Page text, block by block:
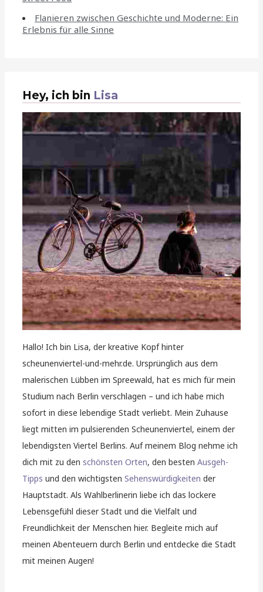
Flanieren zwischen Geschichte und Moderne: Ein
Erlebnis für alle Sinne
Hey, ich bin Lisa
Hallo! Ich bin Lisa, der kreative Kopf hinter
scheunenviertel-und-mehr.de. Ursprünglich aus dem
malerischen Lübben im Spreewald, hat es mich für mein
Studium nach Berlin verschlagen – und ich habe mich
sofort in diese lebendige Stadt verliebt. Mein Zuhause
liegt mitten im pulsierenden Scheunenviertel, einem der
lebendigsten Viertel Berlins. Auf meinem Blog nehme ich
dich mit zu denschönsten Orten, den bestenAusgeh-
Tipps und den wichtigstenSehenswürdigkeiten der
Hauptstadt. Als Wahlberlinerin liebe ich das lockere
Lebensgefühl dieser Stadt und die Vielfalt und
Freundlichkeit der Menschen hier. Begleite mich auf
meinen Abenteuern durch Berlin und entdecke die Stadt
mit meinen Augen!